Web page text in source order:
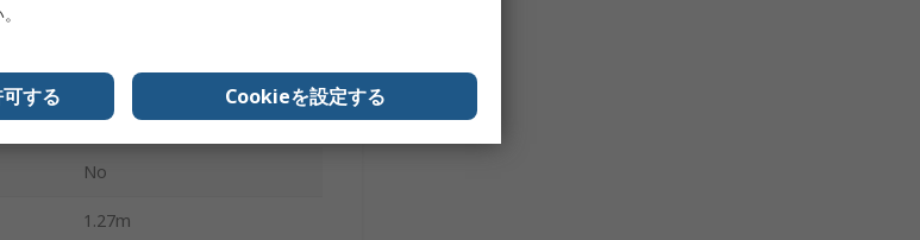
100個/パック
ポリエチレン
No
1.27m
する Cookieを設定する